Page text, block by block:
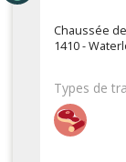
Chaussée
1410 -
Types de